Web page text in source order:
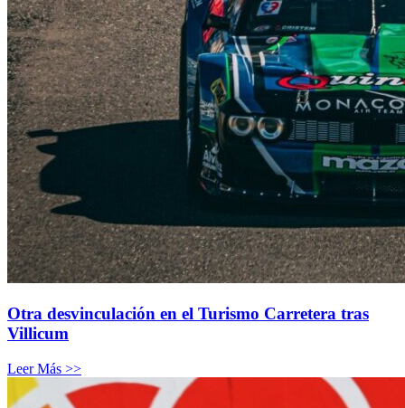
Otra desvinculación en el Turismo Carretera tras
Villicum
Leer Más >>